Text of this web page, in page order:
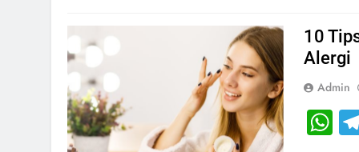
10
Alergi
Admin